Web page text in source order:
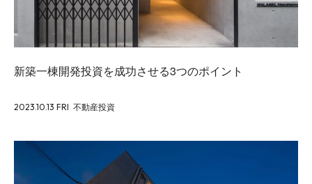
新築一棟開発投資を成功させる3つのポイント
2023.10.13 FRI 不動産投資